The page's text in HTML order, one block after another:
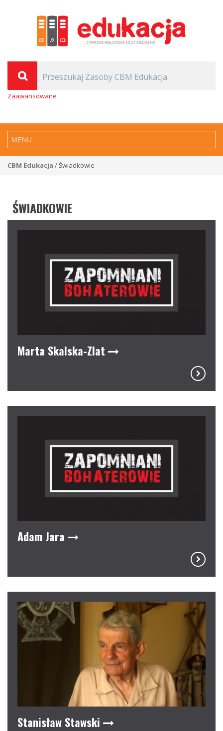
Zaawansowane
CBM Edukacja / Świadkowie
ŚWIADKOWIE
Marta Skalska-Zlat
Adam Jara
Stanisław Stawski